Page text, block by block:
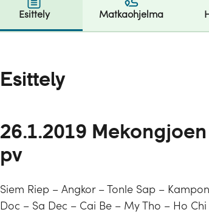
Esittely Matkaohjelma
Esittely
26.1.2019
pv
Siem Riep – Angkor – Tonle Sap –
Doc – Sa Dec – Cai Be – My Tho – Ho